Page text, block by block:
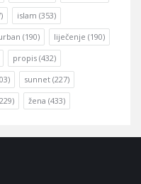
islam (353)
(190) liječenje (190)
propis (432)
sunnet (227)
žena (433)